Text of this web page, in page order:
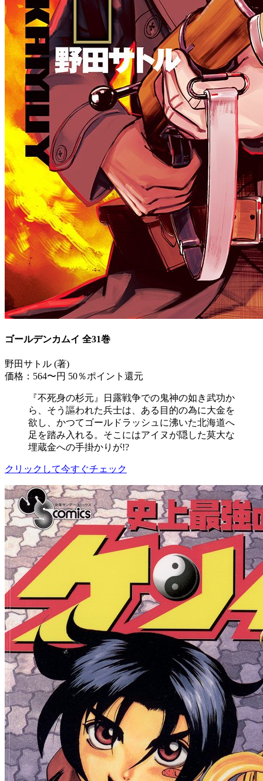
ゴールデンカムイ 全31巻
野田サトル (著)
価格：564〜円 50％ポイント還元
『不死身の杉元』日露戦争での鬼神の如き武功か
ら、そう謳われた兵士は、ある目的の為に大金を
欲し、かつてゴールドラッシュに沸いた北海道へ
足を踏み入れる。そこにはアイヌが隠した莫大な
埋蔵金への手掛かりが!?
クリックして今すぐチェック